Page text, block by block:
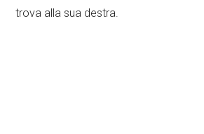
trova alla sua destra.